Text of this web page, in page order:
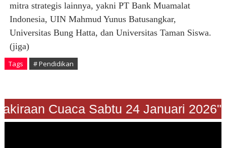
mitra strategis lainnya, yakni PT Bank Muamalat
Indonesia, UIN Mahmud Yunus Batusangkar,
Universitas Bung Hatta, dan Universitas Taman Siswa.
(jiga)
Tags # Pendidikan
Cuaca Sabtu 24 Januari